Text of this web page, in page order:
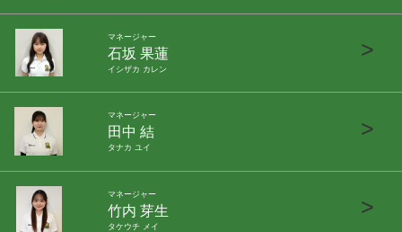
マネージャー
石坂 果蓮
イシザカ カレン
>
マネージャー
田中 結
タナカ ユイ
>
マネージャー
竹内 芽生
タケウチ メイ
>